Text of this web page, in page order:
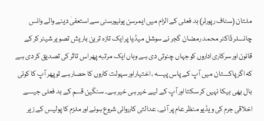
ملتان (سٹاف رپورٹر) بد فعلی کے الزام میں ایمرسن یونیورسٹی سے استعفیٰ دینے والے وائس
چانسلر ڈاکٹر محمد رمضان گجر نے سوشل میڈیا پر ایک تازہ ترین باریش تصویر شیئر کر کے
قانون اور سرکاری اداروں کو جہاں چنوتی دی ہے وہاں ایک مرتبہ پھر اس تاثر کی تصدیق کر دی ہے
کہ اگر پاکستان میں آپ کے پاس پیسہ ، اختیار اور سہولت کاروں کا حصار ہے تو پھر آپ کا کوئی
بال بھی بیکا نہیں کر سکتا اور آپ کے لیے خیر ہی خیر ہے۔ سنگین قسم کے بد فعلی جیسے
اخلاقی جرم کی ویڈیو منظر عام پر آنے، عدالتی کارروائی شروع ہونے اور ملزم کا پولیس کے زیر